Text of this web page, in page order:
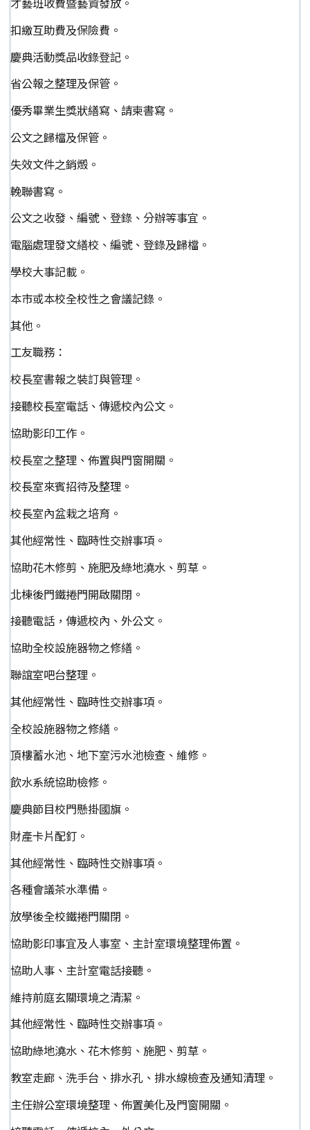
扣繳互助費及保險費。
慶典活動獎品收錄登記。
省公報之整理及保管。
優秀畢業生獎狀繕寫、請柬書寫。
公文之歸檔及保管。
失效文件之銷燬。
輓聯書寫。
公文之收發、編號、登錄、分辦等事宜。
電腦處理發文繕校、編號、登錄及歸檔。
學校大事記載。
本市或本校全校性之會議記錄。
其他。
工友職務：
校長室書報之裝訂與管理。
接聽校長室電話、傳遞校內公文。
協助影印工作。
校長室之整理、佈置與門窗開關。
校長室來賓招待及整理。
校長室內盆栽之培育。
其他經常性、臨時性交辦事項。
協助花木修剪、施肥及綠地澆水、剪草。
北棟後門鐵捲門開啟關閉。
接聽電話，傳遞校內、外公文。
協助全校設施器物之修繕。
聯誼室吧台整理。
其他經常性、臨時性交辦事項。
全校設施器物之修繕。
頂樓蓄水池、地下室污水池檢查、維修。
飲水系統協助檢修。
慶典節目校門懸掛國旗。
財產卡片配釘。
其他經常性、臨時性交辦事項。
各種會議茶水準備。
放學後全校鐵捲門關閉。
協助影印事宜及人事室、主計室環境整理佈置。
協助人事、主計室電話接聽。
維持前庭玄關環境之清潔。
其他經常性、臨時性交辦事項。
協助綠地澆水、花木修剪、施肥、剪草。
教室走廊、洗手台、排水孔、排水線檢查及通知清理。
主任辦公室環境整理、佈置美化及門窗開關。